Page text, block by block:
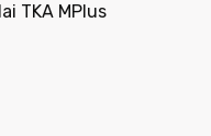
TKA MPlus